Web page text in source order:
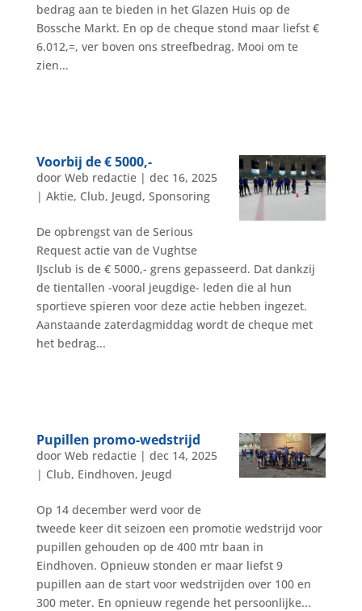
bedrag aan te bieden in het Glazen Huis op de
Bossche Markt. En op de cheque stond maar liefst €
6.012,=, ver boven ons streefbedrag. Mooi om te
zien...
Voorbij de € 5000,-
door Web redactie| dec 16, 2025
| Aktie, Club, Jeugd, Sponsoring
De opbrengst van de Serious
Request actie van de Vughtse
IJsclub is de € 5000,- grens gepasseerd. Dat dankzij
de tientallen -vooral jeugdige- leden die al hun
sportieve spieren voor deze actie hebben ingezet.
Aanstaande zaterdagmiddag wordt de cheque met
het bedrag...
Pupillen promo-wedstrijd
door Web redactie| dec 14, 2025
| Club, Eindhoven, Jeugd
Op 14 december werd voor de
tweede keer dit seizoen een promotie wedstrijd voor
pupillen gehouden op de 400 mtr baan in
Eindhoven. Opnieuw stonden er maar liefst 9
pupillen aan de start voor wedstrijden over 100 en
300 meter. En opnieuw regende het persoonlijke...